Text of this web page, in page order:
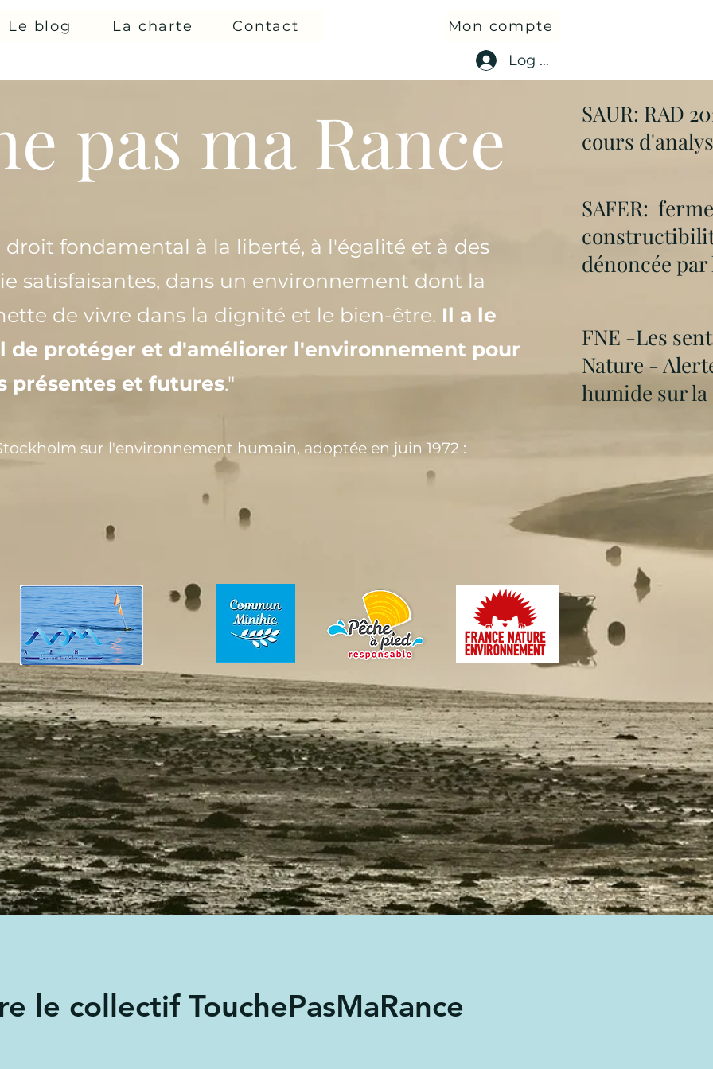
Le blog La charte Contact
Mon compte
Log In
pas ma Rance
fondamental à la liberté, à l'égalité et à des
satisfaisantes, dans un environnement dont la
de vivre dans la dignité et le bien-être. Il a le
de protéger et d'améliorer l'environnement pour
présentes et futures."
sur l'environnement humain, adoptée en juin 1972 :
SAUR: RAD
cours
SAFER:
dénoncée
FNE -Les
Nature -
humide sur
le collectif TouchePasMaRance